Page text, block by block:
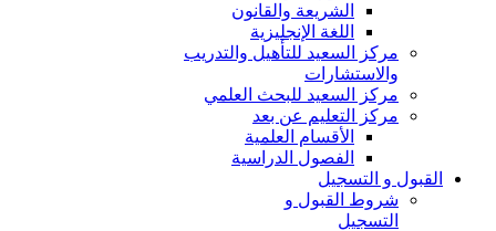
الشريعة والقانون
اللغة الإنجليزية
مركز السعيد للتأهيل والتدريب
والاستشارات
مركز السعيد للبحث العلمي
مركز التعليم عن بعد
الأقسام العلمية
الفصول الدراسية
القبول و التسجيل
شروط القبول و
التسجيل